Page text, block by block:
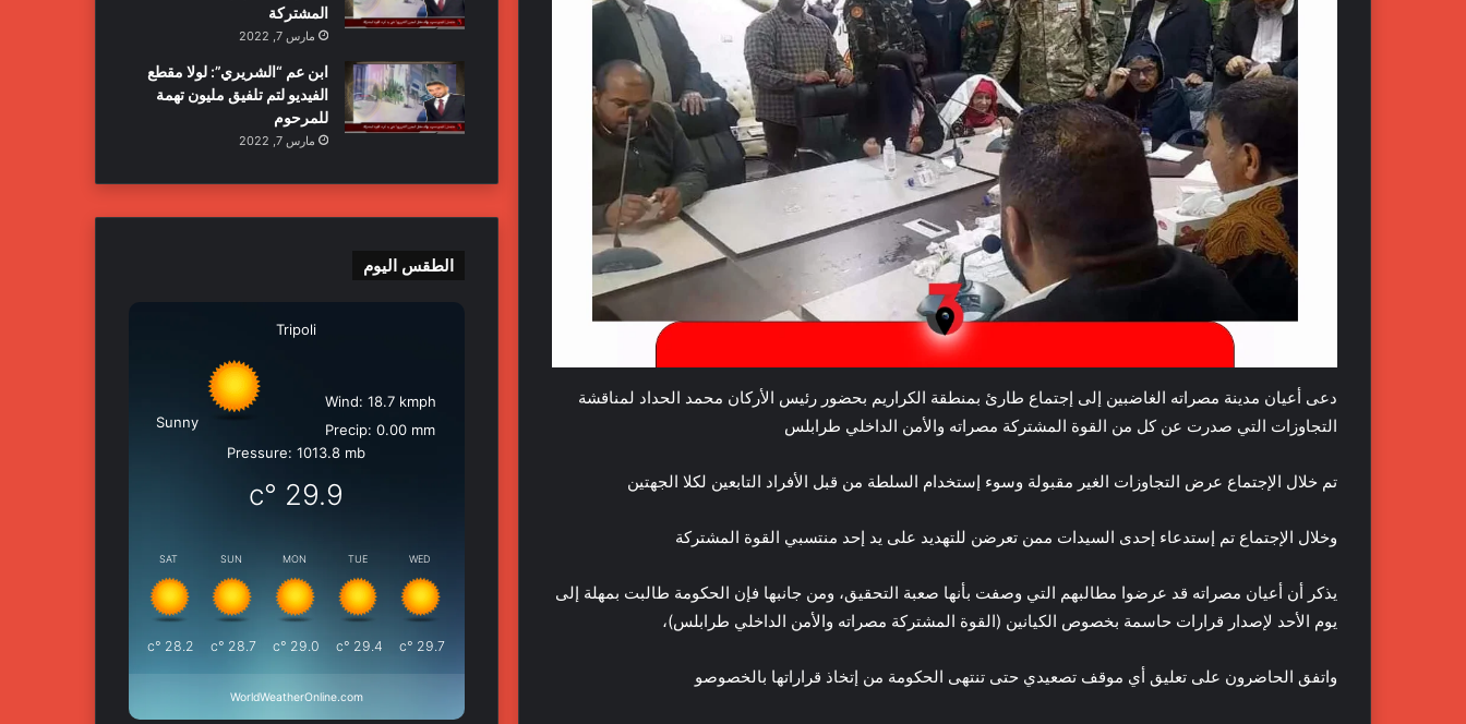
دعى أعيان مدينة مصراته الغاضبين إلى إجتماع طارئ بمنطقة الكراريم بحضور رئيس الأركان محمد الحداد لمناقشة
التجاوزات التي صدرت عن كل من القوة المشتركة مصراته والأمن الداخلي طرابلس
تم خلال الإجتماع عرض التجاوزات الغير مقبولة وسوء إستخدام السلطة من قبل الأفراد التابعين لكلا الجهتين
وخلال الإجتماع تم إستدعاء إحدى السيدات ممن تعرضن للتهديد على يد إحد منتسبي القوة المشتركة
يذكر أن أعيان مصراته قد عرضوا مطالبهم التي وصفت بأنها صعبة التحقيق، ومن جانبها فإن الحكومة طالبت بمهلة إلى
يوم الأحد لإصدار قرارات حاسمة بخصوص الكيانين (القوة المشتركة مصراته والأمن الداخلي طرابلس)،
واتفق الحاضرون على تعليق أي موقف تصعيدي حتى تنتهى الحكومة من إتخاذ قراراتها بالخصوصو
المشتركة
مارس 7, 2022
ابن عم “الشريري”: لولا مقطع
الفيديو لتم تلفيق مليون تهمة
للمرحوم
مارس 7, 2022
الطقس اليوم
Tripoli
Sunny
Wind: 18.7 kmph
Precip: 0.00 mm
Pressure: 1013.8 mb
29.9
°c
SAT
28.2
°c
SUN
28.7
°c
MON
29.0
°c
TUE
29.4
°c
WED
29.7
°c
WorldWeatherOnline.com